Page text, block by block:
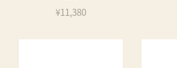
¥11,380